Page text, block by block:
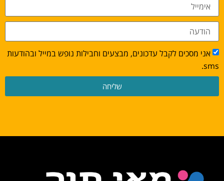
אני מסכים לקבל עדכונים, מבצעים וחבילות נופש במייל ובהודעות
sms.
שליחה